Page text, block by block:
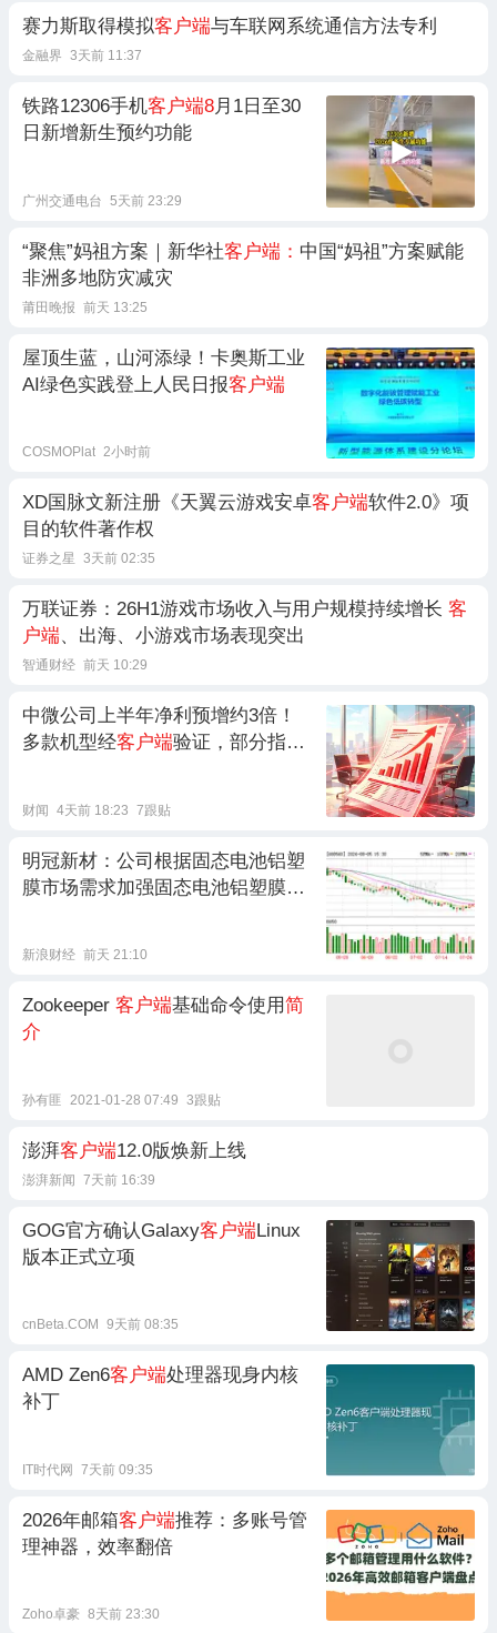
赛力斯取得模拟客户端与车联网系统通信方法专利
金融界 3天前 11:37
铁路12306手机客户端8月1日至30
日新增新生预约功能
广州交通电台 5天前 23:29
“聚焦”妈祖方案｜新华社客户端： 中国“妈祖”方案赋能
非洲多地防灾减灾
莆田晚报 前天 13:25
屋顶生蓝，山河添绿！卡奥斯工业
AI绿色实践登上人民日报客户端
COSMOPlat 2小时前
XD国脉文新注册《天翼云游戏安卓客户端软件2.0》项
目的软件著作权
证券之星 3天前 02:35
万联证券：26H1游戏市场收入与用户规模持续增长 客
户端、出海、小游戏市场表现突出
智通财经 前天 10:29
中微公司上半年净利预增约3倍！
多款机型经客户端验证，部分指标
财闻 4天前 18:23 7跟贴
明冠新材：公司根据固态电池铝塑
膜市场需求加强固态电池铝塑膜的
新浪财经 前天 21:10
Zookeeper 客户端基础命令使用简
介
孙有匪 2021-01-28 07:49 3跟贴
澎湃客户端12.0版焕新上线
澎湃新闻 7天前 16:39
GOG官方确认Galaxy客户端Linux
版本正式立项
cnBeta.COM 9天前 08:35
AMD Zen6客户端处理器现身内核
补丁
IT时代网 7天前 09:35
2026年邮箱客户端推荐：多账号管
理神器，效率翻倍
Zoho卓豪 8天前 23:30